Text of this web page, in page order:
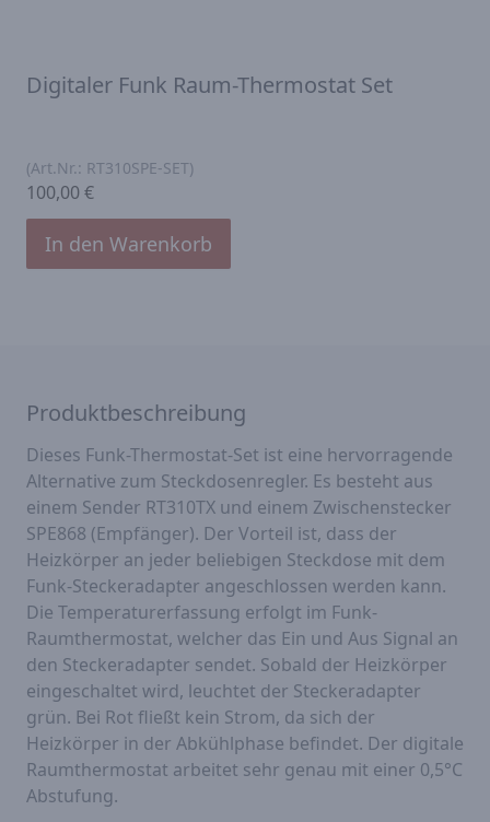
Digitaler Funk Raum-Thermostat Set
(Art.Nr.: RT310SPE-SET)
100,00 €
In den Warenkorb
Produktbeschreibung
Dieses Funk-Thermostat-Set ist eine hervorragende
Alternative zum Steckdosenregler. Es besteht aus
einem Sender RT310TX und einem Zwischenstecker
SPE868 (Empfänger). Der Vorteil ist, dass der
Heizkörper an jeder beliebigen Steckdose mit dem
Funk-Steckeradapter angeschlossen werden kann.
Die Temperaturerfassung erfolgt im Funk-
Raumthermostat, welcher das Ein und Aus Signal an
den Steckeradapter sendet. Sobald der Heizkörper
eingeschaltet wird, leuchtet der Steckeradapter
grün. Bei Rot fließt kein Strom, da sich der
Heizkörper in der Abkühlphase befindet. Der digitale
Raumthermostat arbeitet sehr genau mit einer 0,5°C
Abstufung.